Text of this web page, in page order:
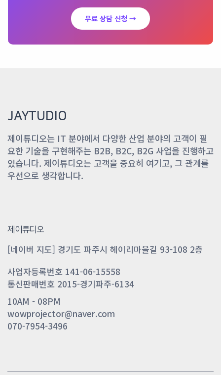
무료 상담 신청 →
JAYTUDIO
제이튜디오는 IT 분야에서 다양한 산업 분야의 고객이 필
요한 기술을 구현해주는 B2B, B2C, B2G 사업을 진행하고
있습니다. 제이튜디오는 고객을 중요히 여기고, 그 관계를
우선으로 생각합니다.
제이튜디오
[네이버 지도] 경기도 파주시 헤이리마을길 93-108 2층
사업자등록번호 141-06-15558
통신판매번호 2015-경기파주-6134
10AM - 08PM
wowprojector@naver.com
070-7954-3496